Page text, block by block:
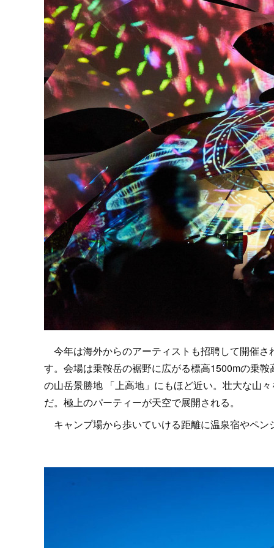
今年は海外からのアーティストも招聘して開催
す。会場は乗鞍岳の裾野に広がる標高1500mの乗
の山岳景勝地 「上高地」にもほど近い。壮大な山
だ。極上のパーティーが天空で展開される。
キャンプ場から歩いていける距離に温泉宿やペ